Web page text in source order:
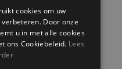
meubelen op
cookies om uw
Door onze
u in met alle cookies
ons Cookiebeleid. Lees